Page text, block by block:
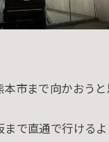
市まで向かおうと
まで直通で行ける